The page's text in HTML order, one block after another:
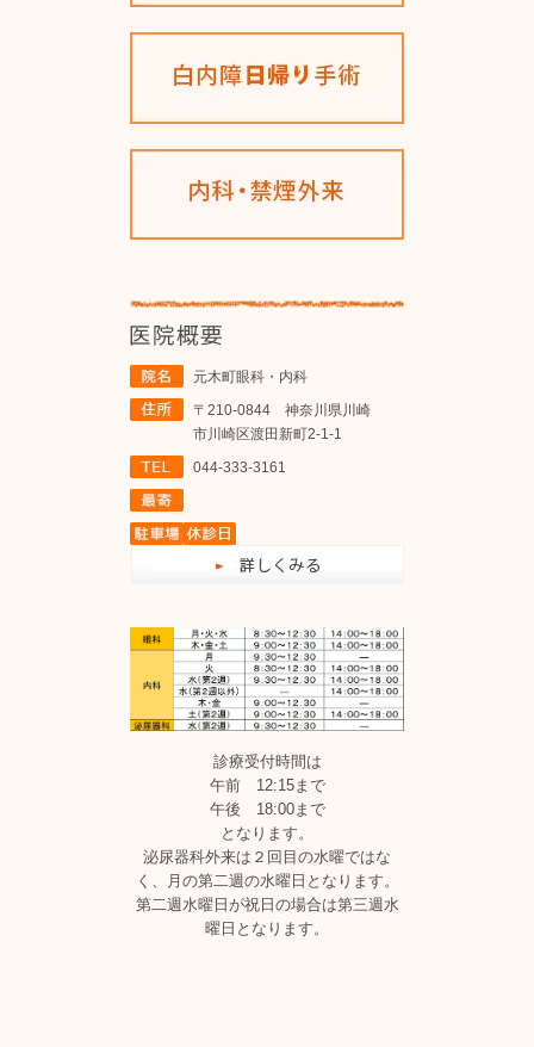
元木町眼科・内科
〒210-0844 神奈川県川崎
市川崎区渡田新町2-1-1
044-333-3161
診療受付時間は
午前 12:15まで
午後 18:00まで
となります。
泌尿器科外来は２回目の水曜ではな
く、月の第二週の水曜日となります。
第二週水曜日が祝日の場合は第三週水
曜日となります。